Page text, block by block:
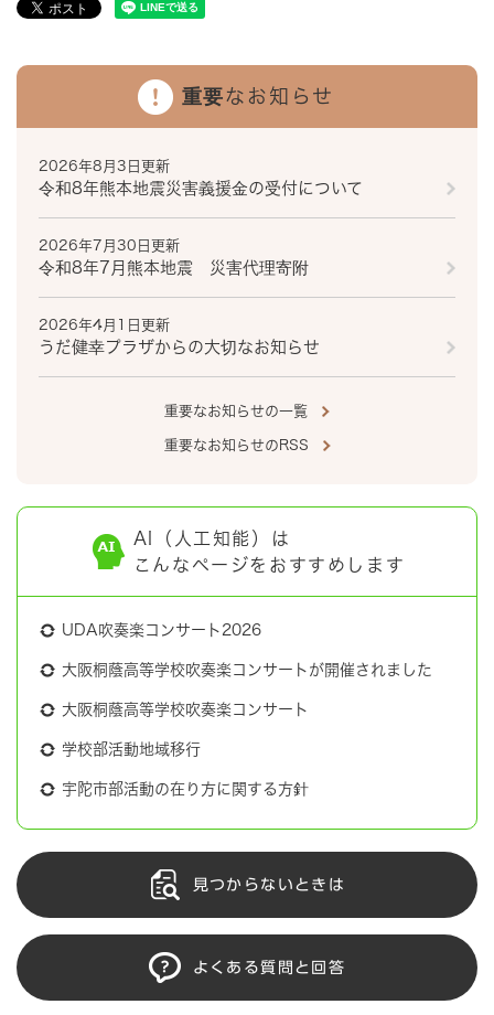
重要なお知らせ
2026年8月3日更新
令和8年熊本地震災害義援金の受付について
2026年7月30日更新
令和8年7月熊本地震 災害代理寄附
2026年4月1日更新
うだ健幸プラザからの大切なお知らせ
重要なお知らせの一覧
重要なお知らせのRSS
AI（人工知能）は
こんなページをおすすめします
UDA吹奏楽コンサート2026
大阪桐蔭高等学校吹奏楽コンサートが開催されました
大阪桐蔭高等学校吹奏楽コンサート
学校部活動地域移行
宇陀市部活動の在り方に関する方針
見つからないときは
よくある質問と回答